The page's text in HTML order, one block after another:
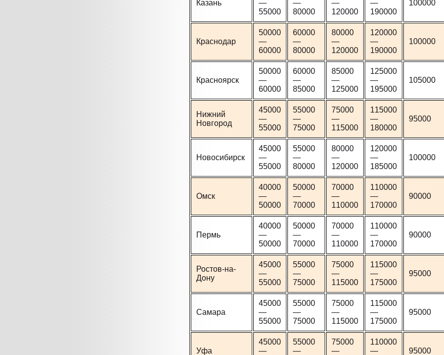
Казань
—
55000
—
80000
—
120000
—
190000
100000
Краснодар
50000
—
60000
60000
—
80000
80000
—
120000
120000
—
190000
100000
Красноярск
50000
—
60000
60000
—
85000
85000
—
125000
125000
—
195000
105000
Нижний
Новгород
45000
—
55000
55000
—
75000
75000
—
115000
115000
—
180000
95000
Новосибирск
45000
—
55000
55000
—
80000
80000
—
120000
120000
—
185000
100000
Омск
40000
—
50000
50000
—
70000
70000
—
110000
110000
—
170000
90000
Пермь
40000
—
50000
50000
—
70000
70000
—
110000
110000
—
170000
90000
Ростов-на-
Дону
45000
—
55000
55000
—
75000
75000
—
115000
115000
—
175000
95000
Самара
45000
—
55000
55000
—
75000
75000
—
115000
115000
—
175000
95000
Уфа
45000
—
55000
—
75000
—
110000
—
95000